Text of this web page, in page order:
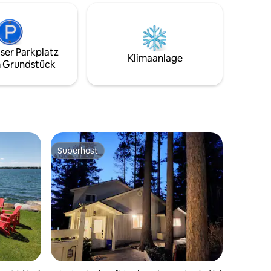
Flasche
der dir
finde
dem weißen Sand schwebt, in einem
Strandhaus, das näher an der Bucht liegt
als irgendwo sonst! Sommergäste
genießen auch die Nutzung eines
großen Resortterrasse, die von Paul
Parkplatz
Grundstück
Klimaanlage
Superhost
Superhost